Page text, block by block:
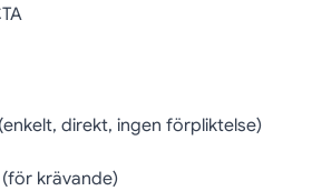
direkt, ingen förpliktelse)
(för krävande)